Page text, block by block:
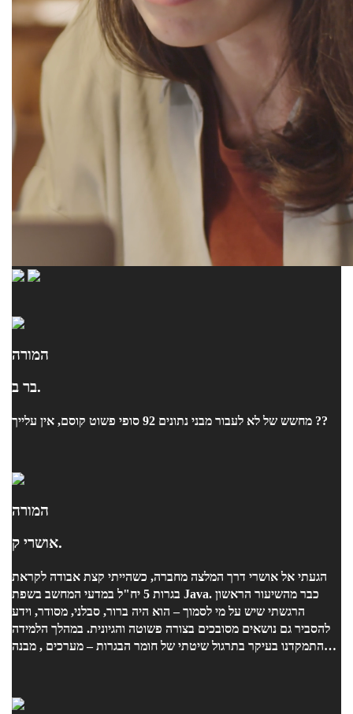
המורה
בר ב.
מחשש של לא לעבור מבני נתונים 92 סופי פשוט קוסם, אין עלייך ??
המורה
אושרי ק.
הגעתי אל אושרי דרך המלצה מחברה, כשהייתי קצת אבודה לקראת
בגרות 5 יח"ל במדעי המחשב בשפת Java. כבר מהשיעור הראשון
הרגשתי שיש על מי לסמוך – הוא היה ברור, סבלני, מסודר, וידע
להסביר גם נושאים מסובכים בצורה פשוטה והגיונית. במהלך הלמידה
התמקדנו בעיקר בתרגול שיטתי של חומר הבגרות – מערכים , מבנה
והרגשתי שהוא באמת אכפתי ורוצה שאבין, לא רק "אעבור". הוא ידע